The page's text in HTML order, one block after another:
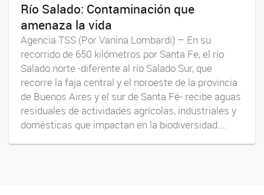
Río Salado: Contaminación que
amenaza la vida
Agencia TSS (Por Vanina Lombardi) – En su
recorrido de 650 kilómetros por Santa Fe, el río
Salado norte -diferente al río Salado Sur, que
recorre la faja central y el noroeste de la provincia
de Buenos Aires y el sur de Santa Fé- recibe aguas
residuales de actividades agrícolas, industriales y
domésticas que impactan en la biodiversidad....